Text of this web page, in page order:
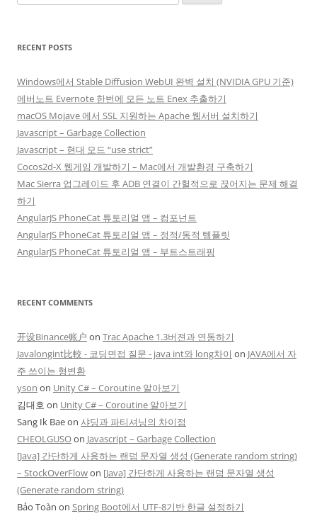
for:
RECENT POSTS
Windows에서 Stable Diffusion WebUI 완벽 설치 (NVIDIA GPU 기준)
에버노트 Evernote 한번에 모든 노트 Enex 추출하기
macOS Mojave 에서 SSL 지원하는 Apache 웹서버 설치하기
Javascript – Garbage Collection
Javascript – 현대 모드 “use strict”
Cocos2d-X 웹게임 개발하기 – Mac에서 개발환경 구축하기
Mac Sierra 업그레이드 후 ADB 연결이 간헐적으로 끊어지는 문제 해결
하기
AngularJS PhoneCat 튜토리얼 앱 – 컴포넌트
AngularJS PhoneCat 튜토리얼 앱 – 정적/동적 템플릿
AngularJS PhoneCat 튜토리얼 앱 – 부트스트래핑
RECENT COMMENTS
开设Binance账户 on Trac Apache 1.3버젼과 연동하기
Javalongint比較 - 코딩면접 질문 - java int와 long차이 on JAVA에서 자
주 쓰이는 형변환
yson on Unity C# – Coroutine 알아보기
김대호 on Unity C# – Coroutine 알아보기
Sang Ik Baeon 샤딩과 파티셔닝의 차이점
CHEOLGUSOon Javascript – Garbage Collection
[Java] 간단하게 사용하는 랜덤 문자열 생성 (Generate random string)
– StockOverFlowon [Java] 간단하게 사용하는 랜덤 문자열 생성
(Generate random string)
Bảo Toàn on Spring Boot에서 UTF-8기반 한글 설정하기